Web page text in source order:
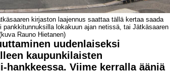
kirjaston laajennus saattaa tällä kertaa saada
lokakuun ajan netissä, tai Jätkäsaaren
Rauno Hietanen)
uudenlaiseksi
kaupunkilaisten
hankkeessa. Viime kerralla ääniä